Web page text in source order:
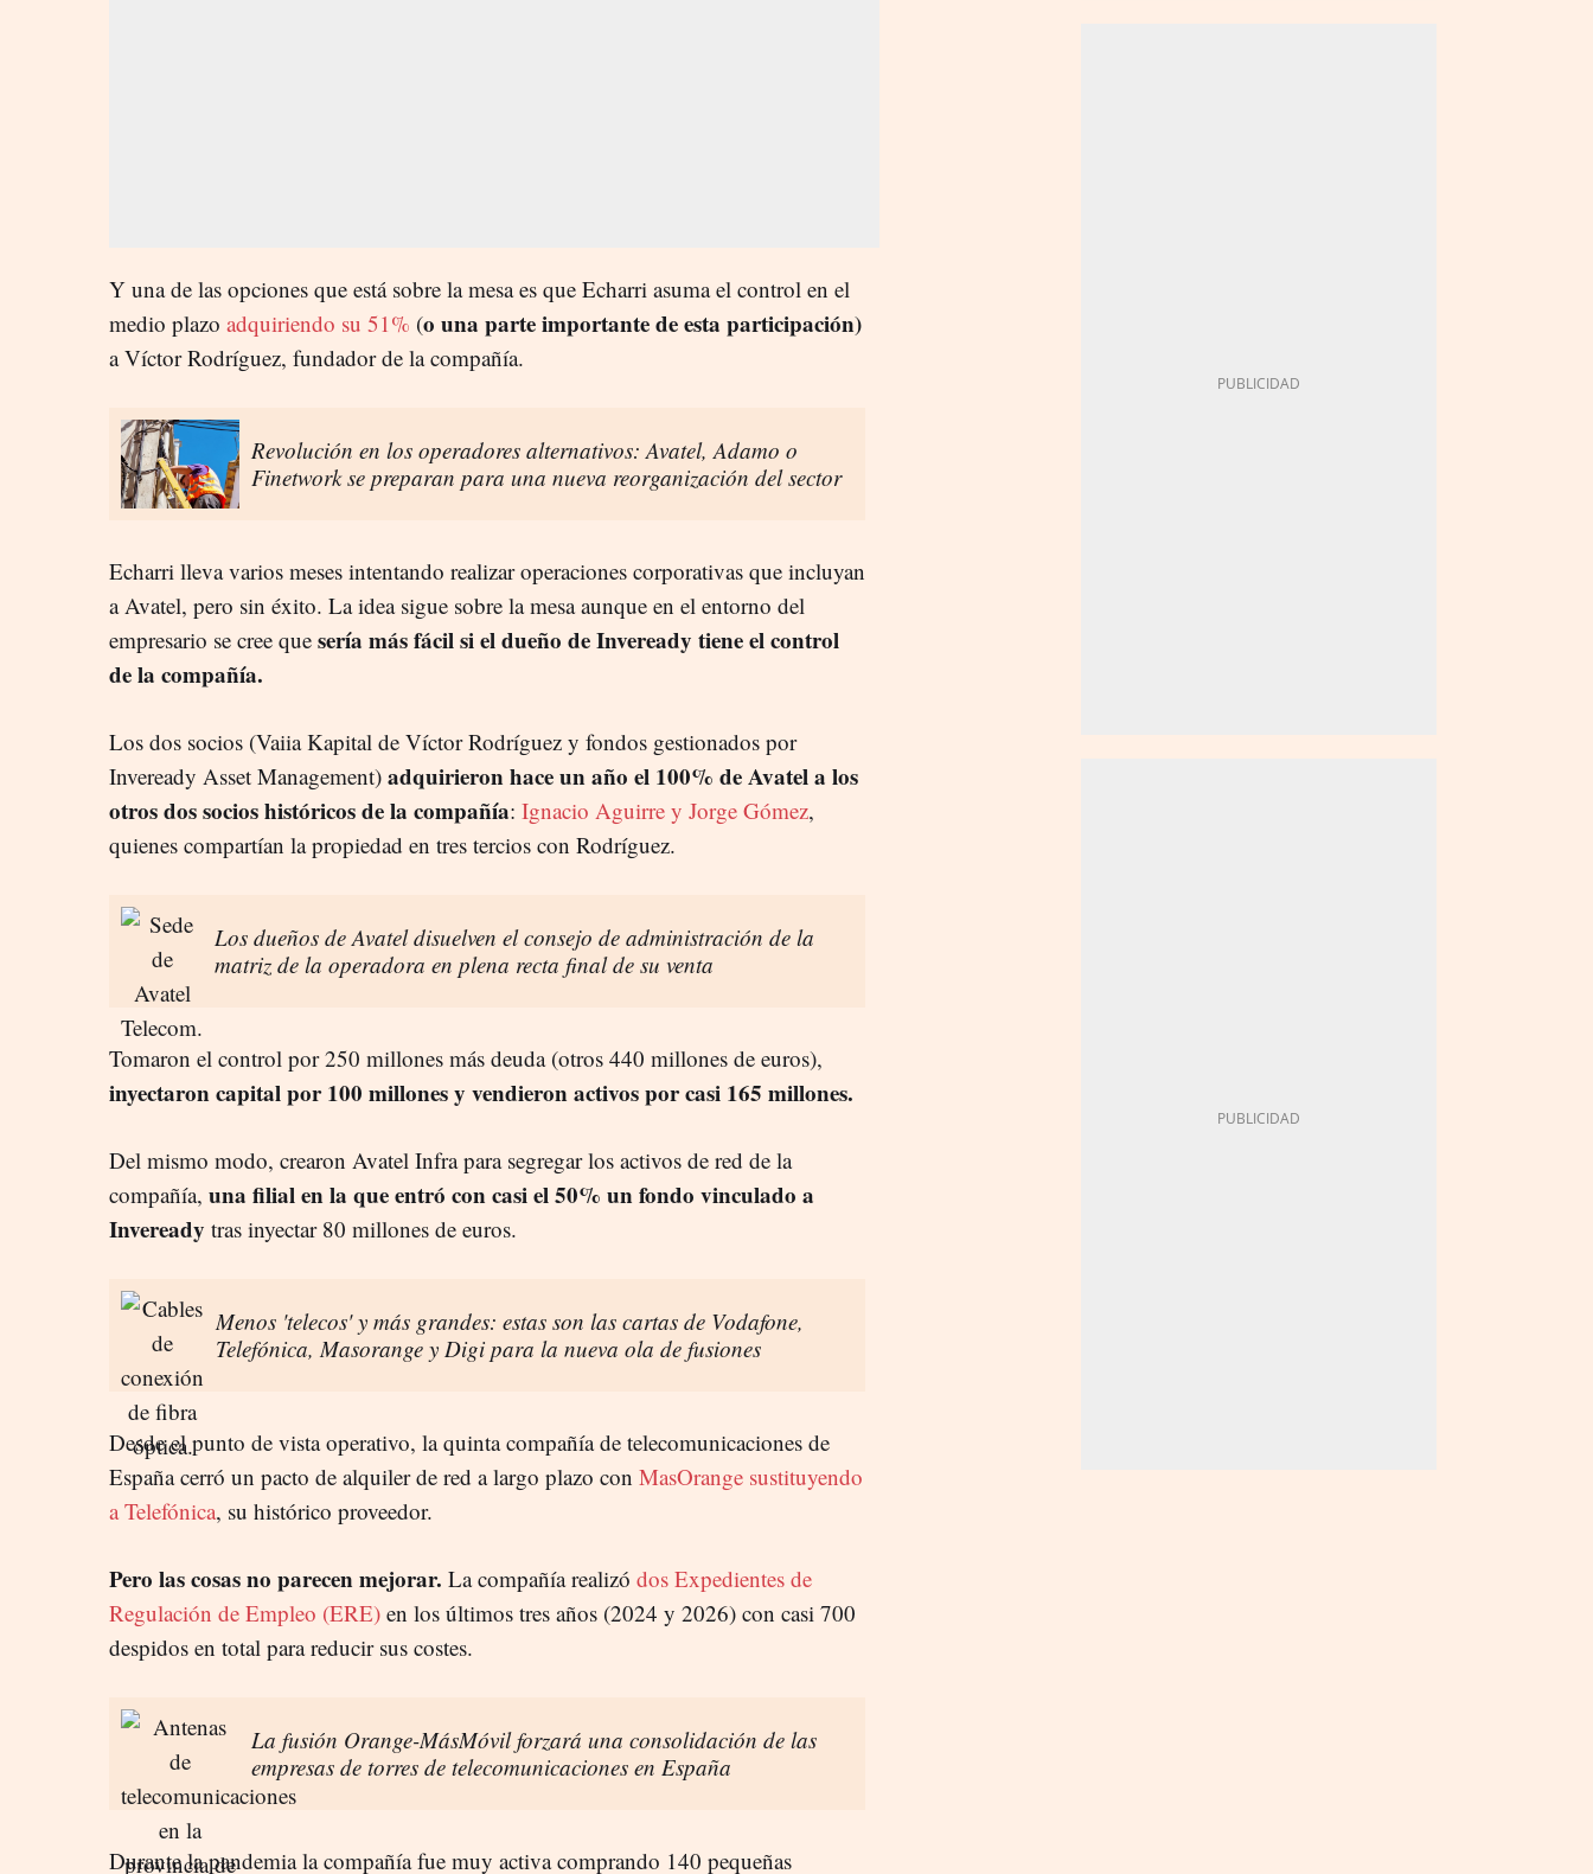
Y una de las opciones que está sobre la mesa es que Echarri asuma el control en el
medio plazo adquiriendo su 51% (o una parte importante de esta participación)
a Víctor Rodríguez, fundador de la compañía.
Revolución en los operadores alternativos: Avatel, Adamo o
Finetwork se preparan para una nueva reorganización del sector
Echarri lleva varios meses intentando realizar operaciones corporativas que incluyan
a Avatel, pero sin éxito. La idea sigue sobre la mesa aunque en el entorno del
empresario se cree que sería más fácil si el dueño de Inveready tiene el control
de la compañía.
Los dos socios (Vaiia Kapital de Víctor Rodríguez y fondos gestionados por
Inveready Asset Management) adquirieron hace un año el 100% de Avatel a los
otros dos socios históricos de la compañía: Ignacio Aguirre y Jorge Gómez,
quienes compartían la propiedad en tres tercios con Rodríguez.
Los dueños de Avatel disuelven el consejo de administración de la
matriz de la operadora en plena recta final de su venta
Tomaron el control por 250 millones más deuda (otros 440 millones de euros),
inyectaron capital por 100 millones y vendieron activos por casi 165 millones.
Del mismo modo, crearon Avatel Infra para segregar los activos de red de la
compañía, una filial en la que entró con casi el 50% un fondo vinculado a
Inveready tras inyectar 80 millones de euros.
Menos 'telecos' y más grandes: estas son las cartas de Vodafone,
Telefónica, Masorange y Digi para la nueva ola de fusiones
Desde el punto de vista operativo, la quinta compañía de telecomunicaciones de
España cerró un pacto de alquiler de red a largo plazo con MasOrange sustituyendo
a Telefónica, su histórico proveedor.
Pero las cosas no parecen mejorar. La compañía realizó dos Expedientes de
Regulación de Empleo (ERE) en los últimos tres años (2024 y 2026) con casi 700
despidos en total para reducir sus costes.
La fusión Orange-MásMóvil forzará una consolidación de las
empresas de torres de telecomunicaciones en España
Durante la pandemia la compañía fue muy activa comprando 140 pequeñas